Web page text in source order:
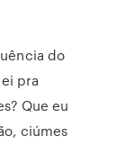
do
pra
Que eu
ciúmes